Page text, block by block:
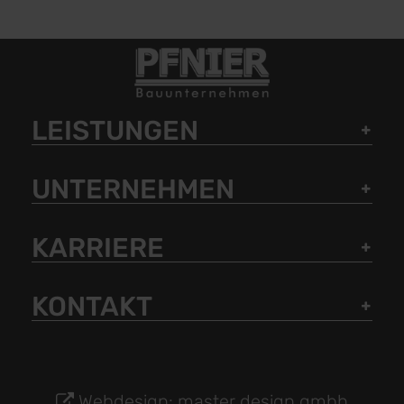
LEISTUNGEN
UNTERNEHMEN
KARRIERE
KONTAKT